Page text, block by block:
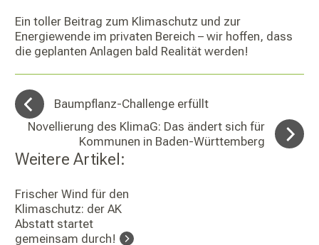
Ein toller Beitrag zum Klimaschutz und zur
Energiewende im privaten Bereich – wir hoffen, dass
die geplanten Anlagen bald Realität werden!
Baumpflanz-Challenge erfüllt
Novellierung des KlimaG: Das ändert sich für
Kommunen in Baden-Württemberg
Weitere Artikel:
Frischer Wind für den
Klimaschutz: der AK
Abstatt startet
gemeinsam durch!